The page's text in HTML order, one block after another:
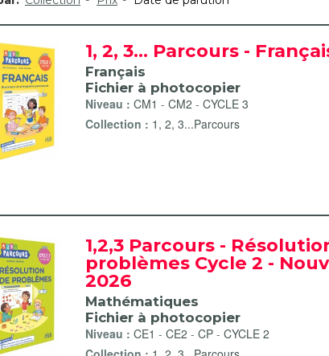
1, 2, 3... Parcours -
Français
Fichier à photocopier
Niveau :CM1 -CM2 -CYCLE 3
Collection : 1, 2, 3...Parcours
1,2,3 Parcours -
problèmes Cycle 2 -
2026
Mathématiques
Fichier à photocopier
Niveau :CE1 -CE2 -CP -CYCLE 2